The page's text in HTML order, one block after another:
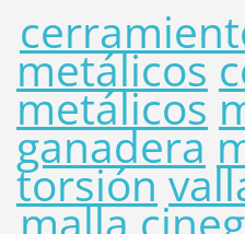
metálicos
metálicos
ganadera
torsión
malla